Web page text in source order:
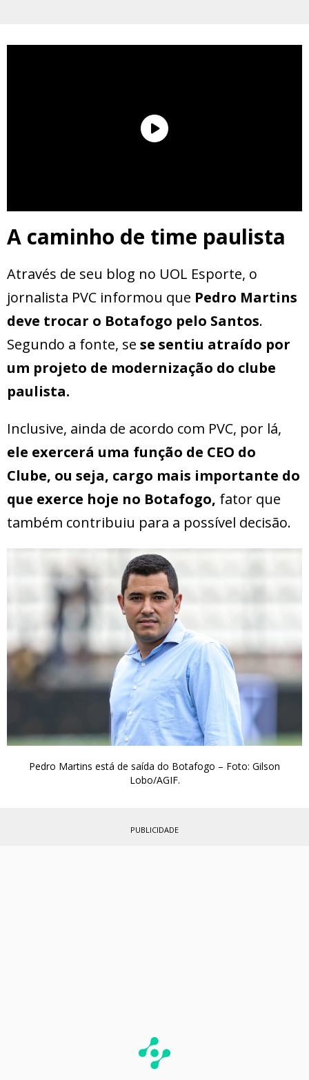
A caminho de time paulista
Através de seu blog no UOL Esporte, o
jornalista PVC informou que Pedro Martins
deve trocar o Botafogo pelo Santos.
Segundo a fonte, se se sentiu atraído por
um projeto de modernização do clube
paulista.
Inclusive, ainda de acordo com PVC, por lá,
ele exercerá uma função de CEO do
Clube, ou seja, cargo mais importante do
que exerce hoje no Botafogo, fator que
também contribuiu para a possível decisão.
Pedro Martins está de saída do Botafogo – Foto: Gilson
Lobo/AGIF.
PUBLICIDADE